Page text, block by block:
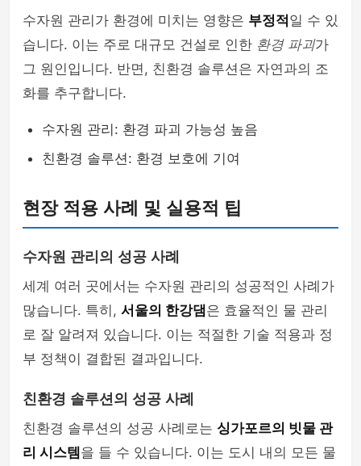
수자원 관리가 환경에 미치는 영향은 부정적일 수 있
습니다. 이는 주로 대규모 건설로 인한 환경 파괴가
그 원인입니다. 반면, 친환경 솔루션은 자연과의 조
화를 추구합니다.
수자원 관리: 환경 파괴 가능성 높음
친환경 솔루션: 환경 보호에 기여
현장 적용 사례 및 실용적 팁
수자원 관리의 성공 사례
세계 여러 곳에서는 수자원 관리의 성공적인 사례가
많습니다. 특히, 서울의 한강댐은 효율적인 물 관리
로 잘 알려져 있습니다. 이는 적절한 기술 적용과 정
부 정책이 결합된 결과입니다.
친환경 솔루션의 성공 사례
친환경 솔루션의 성공 사례로는 싱가포르의 빗물 관
리 시스템 을 들 수 있습니다. 이는 도시 내의 모든 물